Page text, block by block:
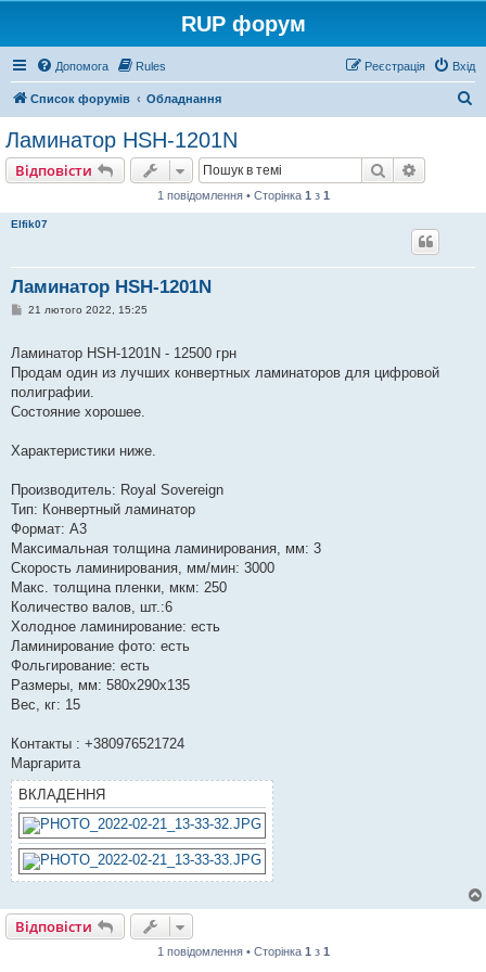
RUP форум
Допомога Rules Вхід
Реєстрація
Список форумів Обладнання
Ламинатор HSH-1201N
Відповісти Пошук
1 повідомлення • Сторінка 1 з 1
Elfik07
Ламинатор HSH-1201N
П
д
о
л
е
я
21 лютого 2022, 15:25
Ламинатор HSH-1201N - 12500 грн
Продам один из лучших конвертных ламинаторов для цифровой
полиграфии.
Состояние хорошее.
Характеристики ниже.
Производитель: Royal Sovereign
Тип: Конвертный ламинатор
Формат: A3
Максимальная толщина ламинирования, мм: 3
Скорость ламинирования, мм/мин: 3000
Макс. толщина пленки, мкм: 250
Количество валов, шт.:6
Холодное ламинирование: есть
Ламинирование фото: есть
Фольгирование: есть
Размеры, мм: 580x290x135
Вес, кг: 15
Контакты : +380976521724
Маргарита
ВКЛАДЕННЯ
Відповісти
1 повідомлення • Сторінка 1 з 1